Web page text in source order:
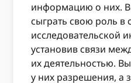
информацию о них.
сыграть свою роль
исследовательской
установив связи
их деятельностью.
у них разрешения, а